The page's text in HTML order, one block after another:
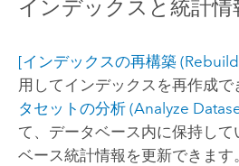
インデックスと統計情
[インデックスの再構築
用してインデックスを再作成で
タセットの分析 (Analyze
て、データベース内に保持して
ベース統計情報を更新できます。